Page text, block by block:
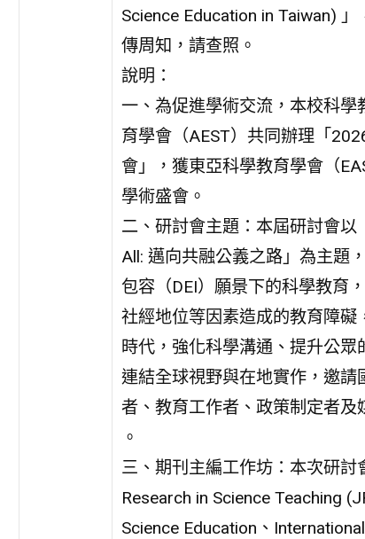
Science Education in Taiwan)
傳周知，請查照。
說明：
一、為促進學術交流，本校科
育學會（AEST）共同辦理「
會」，獲東亞科學教育學會（
學術盛會。
二、研討會主題：本屆研討會以
All: 邁向共融公義之路」為主題
包容（DEI）願景下的科學教育
社經地位等因素造成的教育障礙
時代，強化科學溝通、提升公眾
連結全球視野與在地實作，邀請
者、教育工作者、政策制定者及
。
三、期刊主編工作坊：本次研
Research in Science Teaching
Science Education、